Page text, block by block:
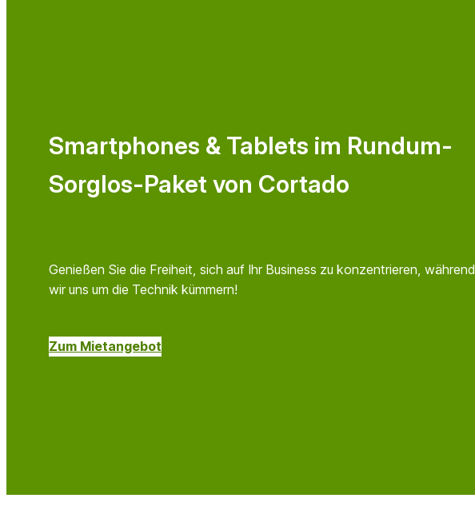
Smartphones & Tablets im Rundum-
Sorglos-Paket von Cortado
Genießen Sie die Freiheit, sich auf Ihr Business zu konzentrieren, während
wir uns um die Technik kümmern!
Zum Mietangebot